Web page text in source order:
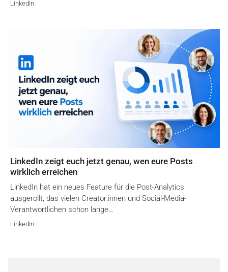
LinkedIn
LinkedIn zeigt euch jetzt genau, wen eure Posts
wirklich erreichen
LinkedIn hat ein neues Feature für die Post-Analytics
ausgerollt, das vielen Creator:innen und Social-Media-
Verantwortlichen schon lange…
LinkedIn